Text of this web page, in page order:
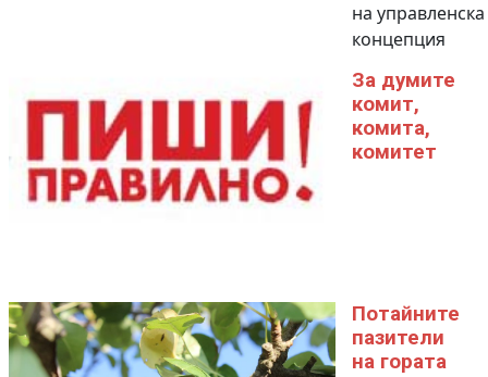
на управленска
концепция
За думите
комит,
комита,
комитет
Потайните
пазители
на гората